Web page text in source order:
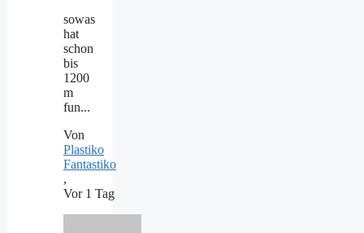
sowas
hat
schon
bis
1200
m
fun...
Von
Plastiko
Fantastiko
,
Vor 1 Tag